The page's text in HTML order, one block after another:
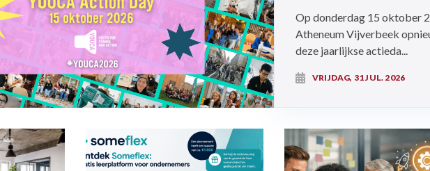
Op donderdag 15 oktober
Atheneum Vijverbeek
deze jaarlijkse actieda...
VRIJDAG, 31 JUL. 2026